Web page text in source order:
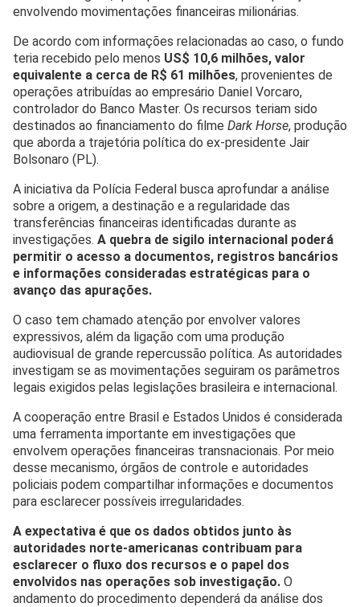
envolvendo movimentações financeiras milionárias.
De acordo com informações relacionadas ao caso, o fundo
teria recebido pelo menos US$ 10,6 milhões, valor
equivalente a cerca de R$ 61 milhões, provenientes de
operações atribuídas ao empresário Daniel Vorcaro,
controlador do Banco Master. Os recursos teriam sido
destinados ao financiamento do filme Dark Horse, produção
que aborda a trajetória política do ex-presidente Jair
Bolsonaro (PL).
A iniciativa da Polícia Federal busca aprofundar a análise
sobre a origem, a destinação e a regularidade das
transferências financeiras identificadas durante as
investigações. A quebra de sigilo internacional poderá
permitir o acesso a documentos, registros bancários
e informações consideradas estratégicas para o
avanço das apurações.
O caso tem chamado atenção por envolver valores
expressivos, além da ligação com uma produção
audiovisual de grande repercussão política. As autoridades
investigam se as movimentações seguiram os parâmetros
legais exigidos pelas legislações brasileira e internacional.
A cooperação entre Brasil e Estados Unidos é considerada
uma ferramenta importante em investigações que
envolvem operações financeiras transnacionais. Por meio
desse mecanismo, órgãos de controle e autoridades
policiais podem compartilhar informações e documentos
para esclarecer possíveis irregularidades.
A expectativa é que os dados obtidos junto às
autoridades norte-americanas contribuam para
esclarecer o fluxo dos recursos e o papel dos
envolvidos nas operações sob investigação. O
andamento do procedimento dependerá da análise dos